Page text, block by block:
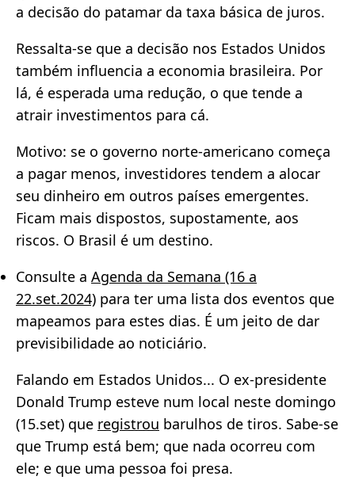
a decisão do patamar da taxa básica de juros.
Ressalta-se que a decisão nos Estados Unidos
também influencia a economia brasileira. Por
lá, é esperada uma redução, o que tende a
atrair investimentos para cá.
Motivo: se o governo norte-americano começa
a pagar menos, investidores tendem a alocar
seu dinheiro em outros países emergentes.
Ficam mais dispostos, supostamente, aos
riscos. O Brasil é um destino.
Consulte a Agenda da Semana (16 a
22.set.2024) para ter uma lista dos eventos que
mapeamos para estes dias. É um jeito de dar
previsibilidade ao noticiário.
Falando em Estados Unidos... O ex-presidente
Donald Trump esteve num local neste domingo
(15.set) que registrou barulhos de tiros. Sabe-se
que Trump está bem; que nada ocorreu com
ele; e que uma pessoa foi presa.